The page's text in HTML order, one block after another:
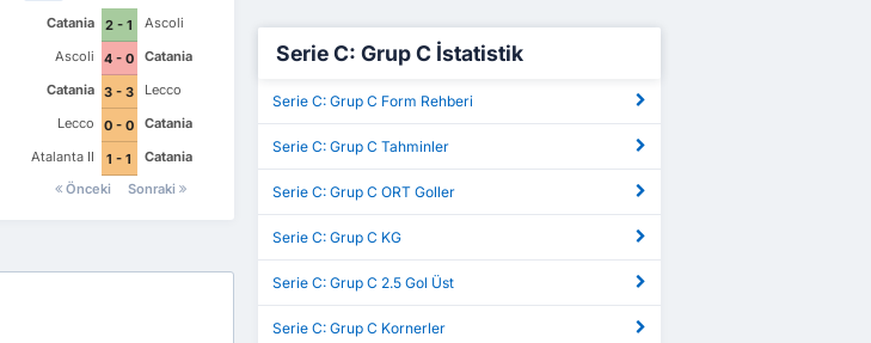
Catania 2 - 1
Ascoli
Ascoli
4 - 0
Catania
Catania 3 - 3
Lecco
Lecco
0 - 0
Catania
Atalanta II
1 - 1
Catania
Önceki
Sonraki
Serie C: Grup C İstatistik
Serie C: Grup C Form Rehberi
Serie C: Grup C Tahminler
Serie C: Grup C ORT Goller
Serie C: Grup C KG
Serie C: Grup C 2.5 Gol Üst
Serie C: Grup C Kornerler